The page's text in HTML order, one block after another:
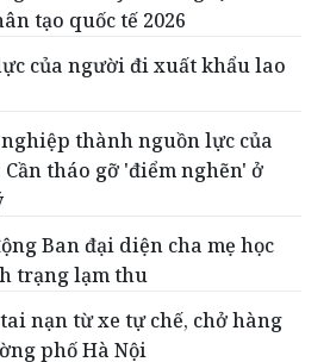
tạo quốc tế 2026
của người đi xuất khẩu lao
thành nguồn lực của
tháo gỡ 'điểm nghẽn' ở
Ban đại diện cha mẹ học
trạng lạm thu
nạn từ xe tự chế, chở hàng
phố Hà Nội